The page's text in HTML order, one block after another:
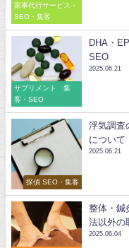
家事代行サービス・
SEO・集客
サプリメント 集
客・SEO
DHA・
SEO
2025.06.21
探偵 SEO・集客
浮気調査
について
2025.06.21
整体・鍼
法以外の
2025.06.04